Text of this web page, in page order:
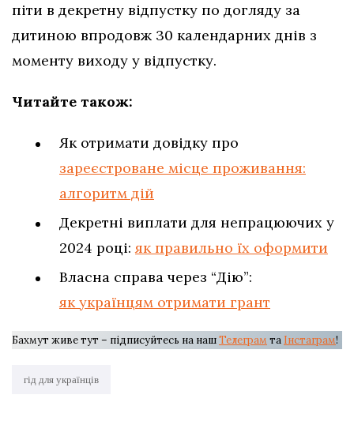
піти в декретну відпустку по догляду за
дитиною впродовж 30 календарних днів з
моменту виходу у відпустку.
Читайте також:
Як отримати довідку про
зареєстроване місце проживання:
алгоритм дій
Декретні виплати для непрацюючих у
2024 році:як правильно їх оформити
Власна справа через “Дію”:
як українцям отримати грант
Бахмут живе тут – підписуйтесь на нашТелеграм та Інстаграм!
гід для українців